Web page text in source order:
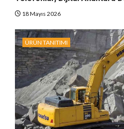
18 Mayıs 2026
ÜRÜN TANITIMI